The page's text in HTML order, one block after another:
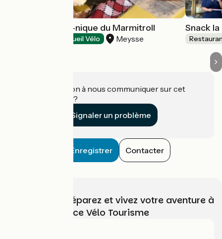
Le panier pique-nique du Marmitroll
Accueil Vélo Meysse
Snack
Une information à nous communiquer sur cet
établissement ?
Signaler un problème
Enregistrer Contacter
Choisissez, préparez et vivez votre aventure à
vélo avec France Vélo Tourisme